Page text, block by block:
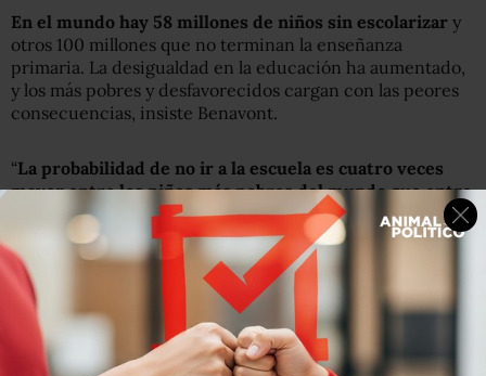
En el mundo hay 58 millones de niños sin escolarizar y
otros 100 millones que no terminan la enseñanza
primaria. La desigualdad en la educación ha aumentado,
y los más pobres y desfavorecidos cargan con las peores
consecuencias, insiste Benavont.
“La probabilidad de no ir a la escuela es cuatro veces
mayor entre los niños más pobres del mundo que entre
los más ricos
y cinco veces mayor la de no terminar la
enseñanza primaria” y globalmente existe una mala
calidad de aprendizaje en la enseñanza primaria hace
que todavía haya millones de niños que dejan la escuela
sin haber adquirido las competencias básicas.
Educación Para todos